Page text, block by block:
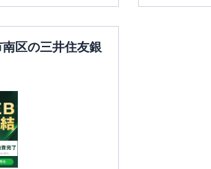
区の三井住友銀